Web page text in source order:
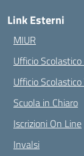
Link Esterni
MIUR
Ufficio
Ufficio
Scuola in Chiaro
Iscrizioni On Line
Invalsi